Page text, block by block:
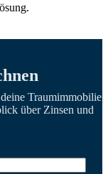
Traumimmobilie
über Zinsen und